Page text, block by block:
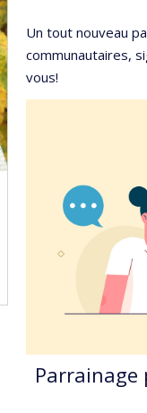
Un tout nouveau
communautaires,
vous!
Parrainage